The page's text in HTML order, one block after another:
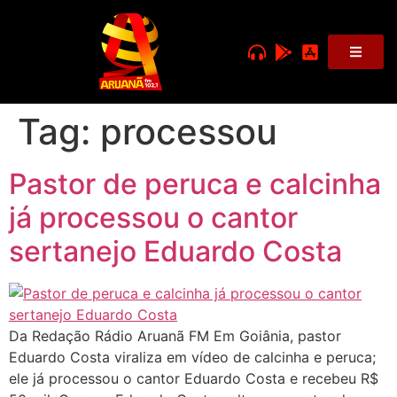
Tag: processou
Pastor de peruca e calcinha
já processou o cantor
sertanejo Eduardo Costa
Da Redação Rádio Aruanã FM Em Goiânia, pastor
Eduardo Costa viraliza em vídeo de calcinha e peruca;
ele já processou o cantor Eduardo Costa e recebeu R$